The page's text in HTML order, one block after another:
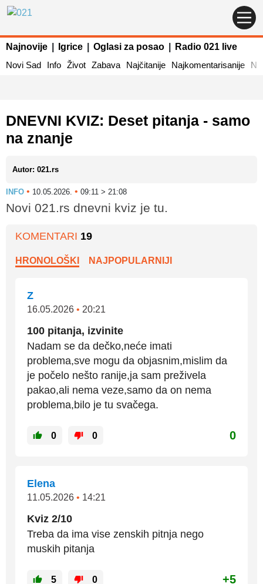
Najnovije Igrice Oglasi za posao
Radio 021 live
Novi Sad
Info Život Zabava Najčitanije Najkomentarisanije
DNEVNI KVIZ: Deset pitanja - samo
na znanje
Autor: 021.rs
INFO • 10.05.2026. • 09:11 > 21:08
Novi 021.rs dnevni kviz je tu.
KOMENTARI 19
HRONOLOŠKI NAJPOPULARNIJI
Z
16.05.2026 • 20:21
100 pitanja, izvinite
Nadam se da dečko,neće imati
problema,sve mogu da objasnim,mislim da
je počelo nešto ranije,ja sam preživela
pakao,ali nema veze,samo da on nema
problema,bilo je tu svačega.
0 0 0
Elena
11.05.2026 • 14:21
Kviz 2/10
Treba da ima vise zenskih pitnja nego
muskih pitanja
5 0 +5